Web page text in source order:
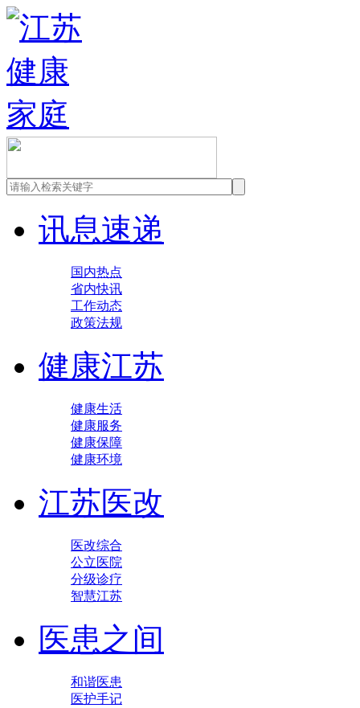
讯息速递
国内热点
省内快讯
工作动态
政策法规
健康江苏
健康生活
健康服务
健康保障
健康环境
江苏医改
医改综合
公立医院
分级诊疗
智慧江苏
医患之间
和谐医患
医护手记